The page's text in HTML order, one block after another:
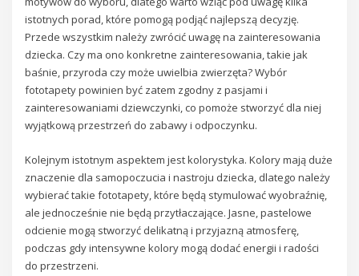
istotnych porad, które pomogą podjąć najlepszą decyzję.
Przede wszystkim należy zwrócić uwagę na zainteresowania
dziecka. Czy ma ono konkretne zainteresowania, takie jak
baśnie, przyroda czy może uwielbia zwierzęta? Wybór
fototapety powinien być zatem zgodny z pasjami i
zainteresowaniami dziewczynki, co pomoże stworzyć dla niej
wyjątkową przestrzeń do zabawy i odpoczynku.
Kolejnym istotnym aspektem jest kolorystyka. Kolory mają duże
znaczenie dla samopoczucia i nastroju dziecka, dlatego należy
wybierać takie fototapety, które będą stymulować wyobraźnię,
ale jednocześnie nie będą przytłaczające. Jasne, pastelowe
odcienie mogą stworzyć delikatną i przyjazną atmosferę,
podczas gdy intensywne kolory mogą dodać energii i radości
do przestrzeni.